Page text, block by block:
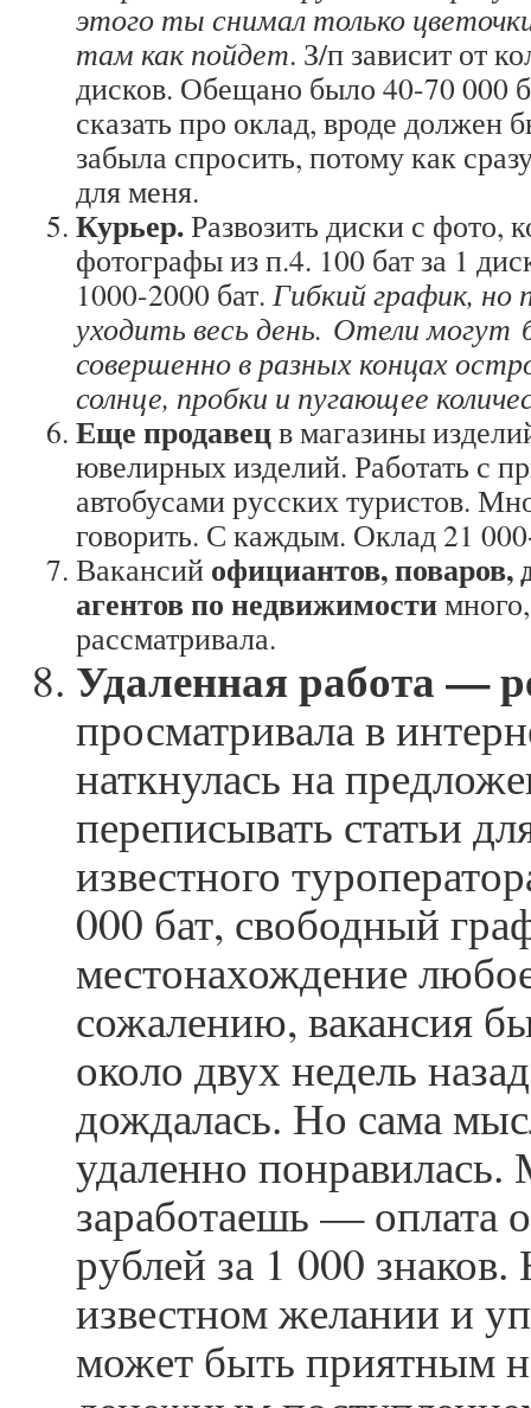
этого ты снимал только
там как пойдет. З/п зависит от
дисков. Обещано было 40-70 000
сказать про оклад, вроде должен
забыла спросить, потому как
для меня.
Курьер.Развозить диски с фото,
фотографы из п.4. 100 бат за 1
1000-2000 бат. Гибкий график, но
уходить весь день. Отели
совершенно в разных концах
солнце, пробки и пугающее
Еще продавецв магазины
ювелирных изделий. Работать с
автобусами русских туристов.
говорить. С каждым. Оклад 21
Вакансий официантов, поваров,
агентов по недвижимости
рассматривала.
Удаленная работа —
просматривала в
наткнулась на
переписывать статьи
известного
000 бат, свободный
местонахождение
сожалению, вакансия
около двух недель
дождалась. Но сама
удаленно понравилась.
заработаешь — оплата
рублей за 1 000
известном желании и
может быть приятным